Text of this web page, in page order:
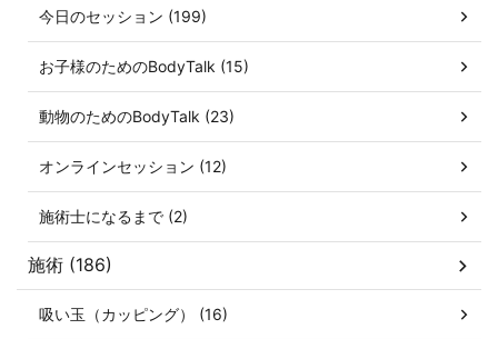
今日のセッション (199)
お子様のためのBodyTalk (15)
動物のためのBodyTalk (23)
オンラインセッション (12)
施術士になるまで (2)
施術 (186)
吸い玉（カッピング） (16)